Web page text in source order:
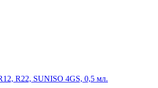
R22, SUNISO 4GS, 0,5 мл.